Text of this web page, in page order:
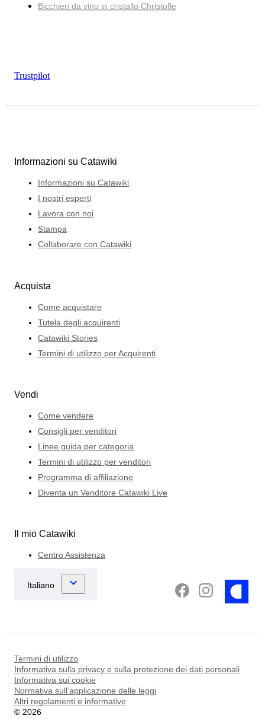
Bicchieri da vino in cristallo Christofle
Trustpilot
Informazioni su Catawiki
Informazioni su Catawiki
I nostri esperti
Lavora con noi
Stampa
Collaborare con Catawiki
Acquista
Come acquistare
Tutela degli acquirenti
Catawiki Stories
Termini di utilizzo per Acquirenti
Vendi
Come vendere
Consigli per venditori
Linee guida per categoria
Termini di utilizzo per venditori
Programma di affiliazione
Diventa un Venditore Catawiki Live
Il mio Catawiki
Centro Assistenza
Termini di utilizzo
Informativa sulla privacy e sulla protezione dei dati personali
Informativa sui cookie
Normativa sull’applicazione delle leggi
Altri regolamenti e informative
© 2026